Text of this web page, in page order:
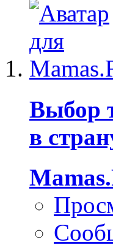
Выбор
в